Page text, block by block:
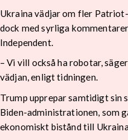
Ukraina vädjar om fler
dock med syrliga
Independent.
– Vi vill också ha robotar,
vädjan, enligt tidningen.
Trump upprepar samtidigt sin
Biden-administrationen, som
ekonomiskt bistånd till